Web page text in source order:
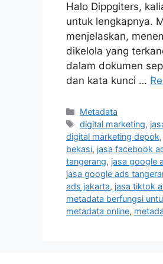
Halo Dippgiters,
untuk lengkapnya.
menjelaskan,
dikelola yang
dalam dokumen
dan kata kunci …
Metadata
digital marketing,
digital marketing depok,
bekasi, jasa facebook
tangerang, jasa google
jasa google ads
ads jakarta, jasa tiktok
metadata berfungsi
metadata online,